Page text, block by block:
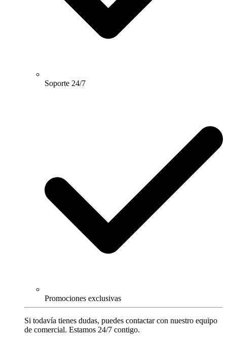
Soporte 24/7
Promociones exclusivas
Si todavía tienes dudas, puedes contactar con nuestro equipo
de comercial. Estamos 24/7 contigo.